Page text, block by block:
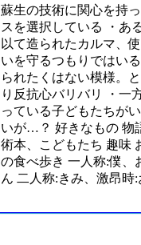
蘇生の技術に関心を持
スを選択している ・あ
以て造られたカルマ、
いを守るつもりではい
られたくはない模様。
り反抗心バリバリ ・一
っている子どもたちが
いが…？ 好きなもの 物
術本、こどもたち 趣味
の食べ歩き 一人称:僕、
ん 二人称:きみ、激昂時: